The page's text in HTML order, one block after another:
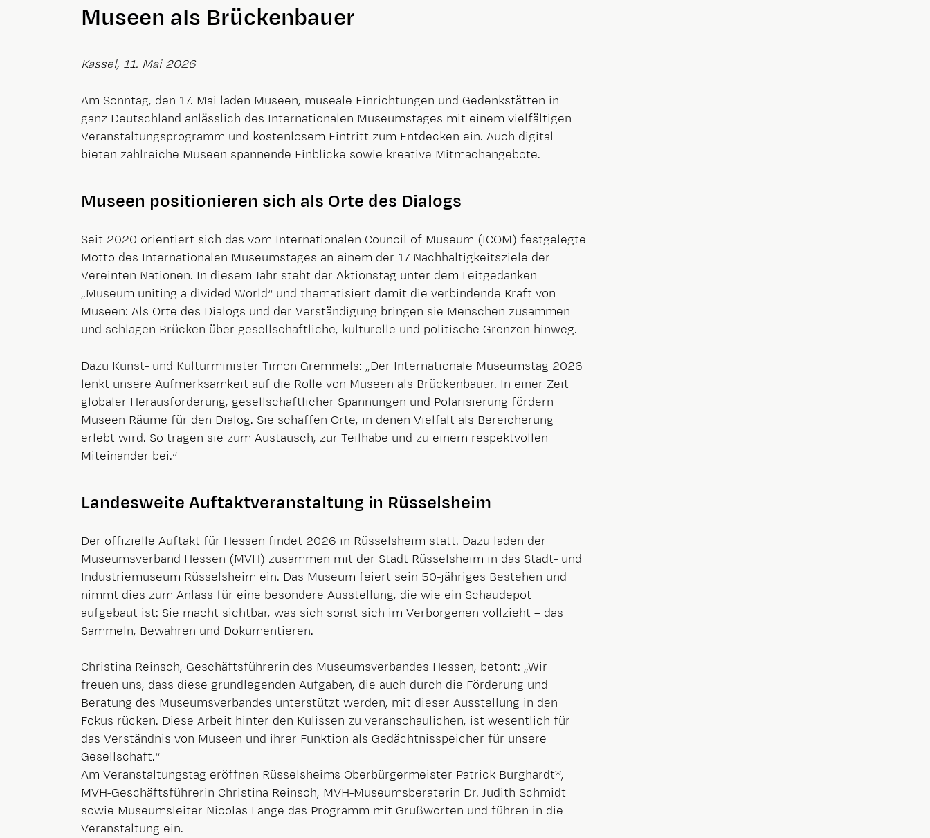
Museen als Brückenbauer
Kassel, 11. Mai 2026
Am Sonntag, den 17. Mai laden Museen, museale Einrichtungen und Gedenkstätten in
ganz Deutschland anlässlich des Internationalen Museumstages mit einem vielfältigen
Veranstaltungsprogramm und kostenlosem Eintritt zum Entdecken ein. Auch digital
bieten zahlreiche Museen spannende Einblicke sowie kreative Mitmachangebote.
Museen positionieren sich als Orte des Dialogs
Seit 2020 orientiert sich das vom Internationalen Council of Museum (ICOM) festgelegte
Motto des Internationalen Museumstages an einem der 17 Nachhaltigkeitsziele der
Vereinten Nationen. In diesem Jahr steht der Aktionstag unter dem Leitgedanken
„Museum uniting a divided World“ und thematisiert damit die verbindende Kraft von
Museen: Als Orte des Dialogs und der Verständigung bringen sie Menschen zusammen
und schlagen Brücken über gesellschaftliche, kulturelle und politische Grenzen hinweg.
Dazu Kunst- und Kulturminister Timon Gremmels: „Der Internationale Museumstag 2026
lenkt unsere Aufmerksamkeit auf die Rolle von Museen als Brückenbauer. In einer Zeit
globaler Herausforderung, gesellschaftlicher Spannungen und Polarisierung fördern
Museen Räume für den Dialog. Sie schaffen Orte, in denen Vielfalt als Bereicherung
erlebt wird. So tragen sie zum Austausch, zur Teilhabe und zu einem respektvollen
Miteinander bei.“
Landesweite Auftaktveranstaltung in Rüsselsheim
Der offizielle Auftakt für Hessen findet 2026 in Rüsselsheim statt. Dazu laden der
Museumsverband Hessen (MVH) zusammen mit der Stadt Rüsselsheim in das Stadt- und
Industriemuseum Rüsselsheim ein. Das Museum feiert sein 50-jähriges Bestehen und
nimmt dies zum Anlass für eine besondere Ausstellung, die wie ein Schaudepot
aufgebaut ist: Sie macht sichtbar, was sich sonst sich im Verborgenen vollzieht – das
Sammeln, Bewahren und Dokumentieren.
Christina Reinsch, Geschäftsführerin des Museumsverbandes Hessen, betont: „Wir
freuen uns, dass diese grundlegenden Aufgaben, die auch durch die Förderung und
Beratung des Museumsverbandes unterstützt werden, mit dieser Ausstellung in den
Fokus rücken. Diese Arbeit hinter den Kulissen zu veranschaulichen, ist wesentlich für
das Verständnis von Museen und ihrer Funktion als Gedächtnisspeicher für unsere
Gesellschaft.“
Am Veranstaltungstag eröffnen Rüsselsheims Oberbürgermeister Patrick Burghardt*,
MVH-Geschäftsführerin Christina Reinsch, MVH-Museumsberaterin Dr. Judith Schmidt
sowie Museumsleiter Nicolas Lange das Programm mit Grußworten und führen in die
Veranstaltung ein.